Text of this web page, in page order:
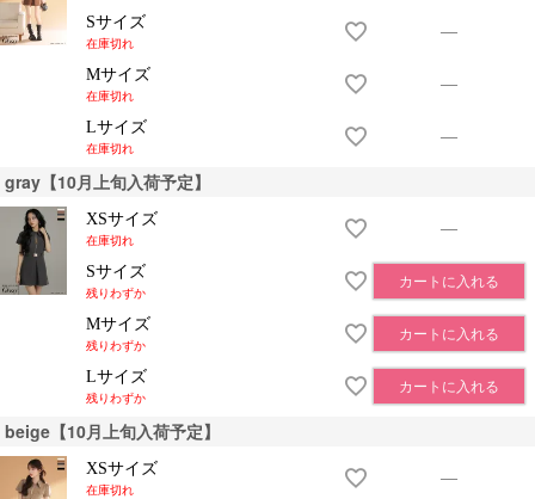
Sサイズ
在庫切れ
—
Mサイズ
在庫切れ
—
Lサイズ
在庫切れ
—
gray【10月上旬入荷予定】
XSサイズ
在庫切れ
—
Sサイズ
残りわずか
カートに入れる
Mサイズ
残りわずか
カートに入れる
Lサイズ
残りわずか
カートに入れる
beige【10月上旬入荷予定】
XSサイズ
在庫切れ
—